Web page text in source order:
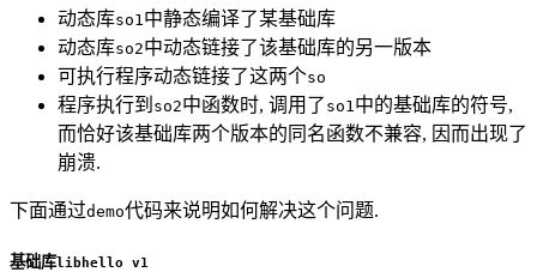
动态库so1 中静态编译了某基础库
动态库so2中动态链接了该基础库的另一版本
可执行程序动态链接了这两个so
程序执行到 so2中函数时, 调用了 so1 中的基础库的符号,
而恰好该基础库两个版本的同名函数不兼容, 因而出现了
崩溃.
下面通过demo代码来说明如何解决这个问题.
基础库libhello v1